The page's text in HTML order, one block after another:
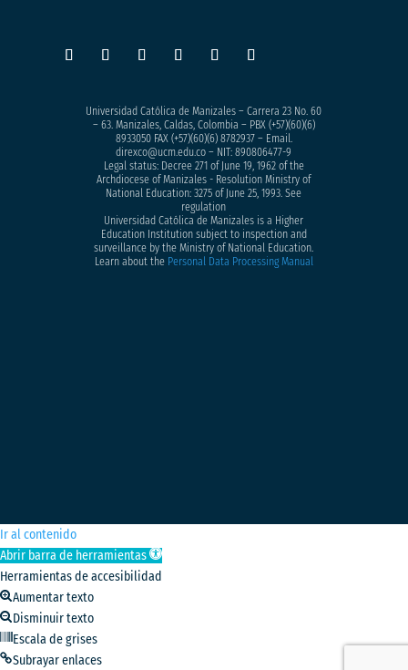
Universidad Católica de Manizales – Carrera 23 No. 60
– 63. Manizales, Caldas, Colombia – PBX (+57)(60)(6)
8933050FAX (+57)(60)(6) 8782937 – Email.
direxco@ucm.edu.co – NIT: 890806477-9
Legal status: Decree 271 of June 19, 1962 of the
Archdiocese of Manizales - Resolution Ministry of
National Education: 3275 of June 25, 1993. See
regulation
Universidad Católica de Manizales is a Higher
Education Institution subject to inspection and
surveillance by the Ministry of National Education.
Learn about the Personal Data Processing Manual
Ir al contenido
Abrir barra de herramientas
Herramientas de accesibilidad
Aumentar texto
Disminuir texto
Escala de grises
Subrayar enlaces